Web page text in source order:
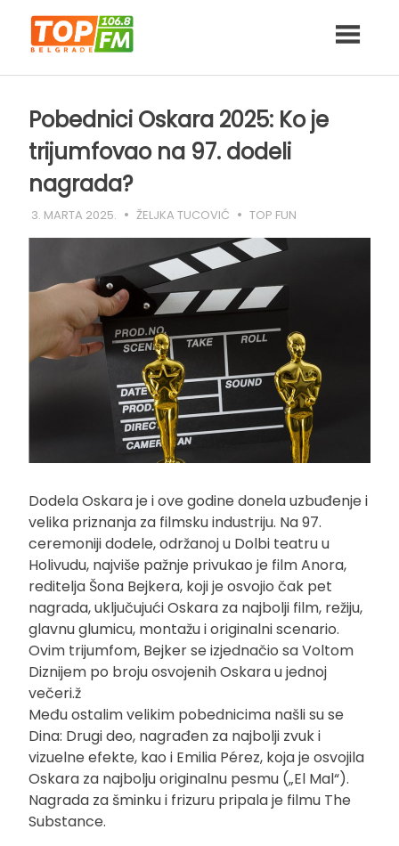
content
Pobednici Oskara 2025: Ko je
trijumfovao na 97. dodeli
nagrada?
3. MARTA 2025. ŽELJKA TUCOVIĆ TOP FUN
Dodela Oskara je i ove godine donela uzbuđenje i
velika priznanja za filmsku industriju. Na 97.
ceremoniji dodele, održanoj u Dolbi teatru u
Holivudu, najviše pažnje privukao je film Anora,
reditelja Šona Bejkera, koji je osvojio čak pet
nagrada, uključujući Oskara za najbolji film, režiju,
glavnu glumicu, montažu i originalni scenario.
Ovim trijumfom, Bejker se izjednačio sa Voltom
Diznijem po broju osvojenih Oskara u jednoj
večeri.ž
Među ostalim velikim pobednicima našli su se
Dina: Drugi deo, nagrađen za najbolji zvuk i
vizuelne efekte, kao i Emilia Pérez, koja je osvojila
Oskara za najbolju originalnu pesmu („El Mal“).
Nagrada za šminku i frizuru pripala je filmu The
Substance.